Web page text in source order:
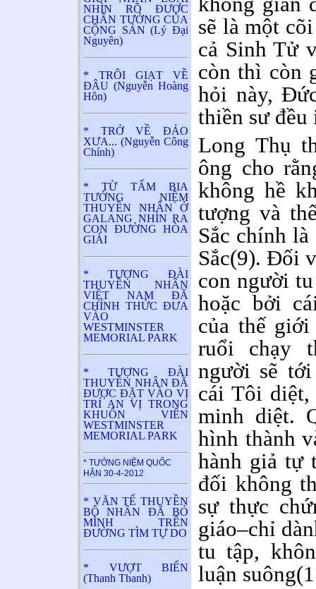
NHÌN RÕ ĐƯỢC
CHÂN TƯỚNG CỦA
CỘNG SẢN (Lý Đại
Nguyên)
* TRÔI GIẠT VỀ
ĐÂU (Nguyễn Hoàng
Hôn)
* TRỞ VỀ ĐẢO
XƯA... (Nguyễn Công
Chính)
* TỪ TẤM BIA
TƯỞNG NIỆM
THUYỀN NHÂN Ở
GALANG NHÌN RA
CON ĐƯỜNG HÒA
GIẢI
* TƯỢNG ĐÀI
THUYỀN NHÂN
VIỆT NAM ĐÃ
CHÍNH THỨC ĐƯA
VÀO
WESTMINSTER
MEMORIAL PARK
* TƯỢNG ĐÀI
THUYỀN NHÂN ĐÃ
ĐƯỢC ĐẶT VÀO VỊ
TRÍ AN VỊ TRONG
KHUÔN VIÊN
WESTMINSTER
MEMORIAL PARK
* TƯỞNG NIỆM QUỐC
HẬN 30-4-2012
* VĂN TẾ THUYỀN
BỘ NHÂN ĐÃ BỎ
MÌNH TRÊN
ĐƯỜNG TÌM TỰ DO
* VƯỢT BIỂN
(Thanh Thanh)
sẽ là một
cả Sinh Tử
còn thì còn
hỏi này,
thiền sư đều
Long Thụ
ông cho
không hề
tượng và
Sắc chính
Sắc(9). Đối
con người
hoặc bởi
của thế
ruổi chạy
người sẽ
cái Tôi
minh diệt.
hình thành
hành giả tự
đối không
sự thực
giáo–chỉ
tu tập,
luận